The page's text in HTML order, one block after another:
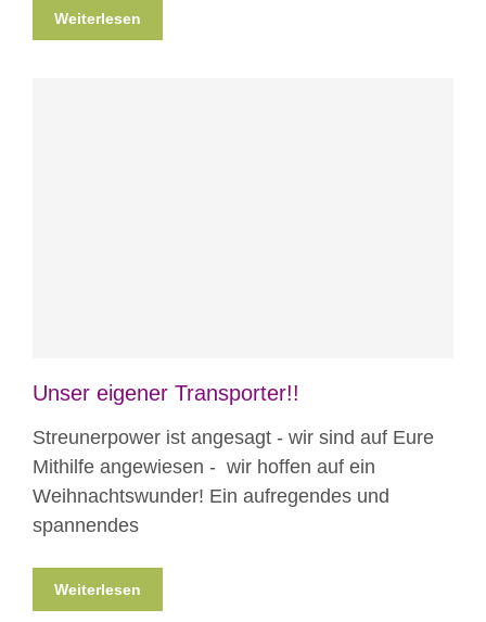
Weiterlesen
Unser eigener Transporter!!
Streunerpower ist angesagt - wir sind auf Eure
Mithilfe angewiesen - wir hoffen auf ein
Weihnachtswunder! Ein aufregendes und
spannendes
Weiterlesen